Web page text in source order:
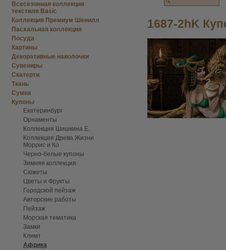
Всесезонная коллекция
текстиля Basic
Коллекция Премиум Шенилл
Пасхальная коллекция
Посуда
Картины
Декоративные наволочки
Сувениры
Скатерти
Ткань
Сумки
Купоны
Екатеринбург
Орнаменты
Коллекция Шишкина Е.
Коллекция Древа Жизни
Моррис и Ко
Черно-белые купоны
Зимняя коллекция
Сюжеты
Цветы и Фрукты
Городской пейзаж
Авторские работы
Пейзаж
Морская тематика
Замки
Климт
Африка
1687-2hK